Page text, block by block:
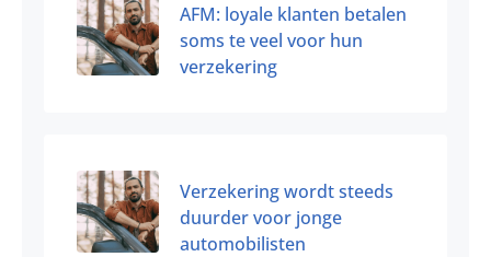
AFM: loyale klanten betalen
soms te veel voor hun
verzekering
Verzekering wordt steeds
duurder voor jonge
automobilisten